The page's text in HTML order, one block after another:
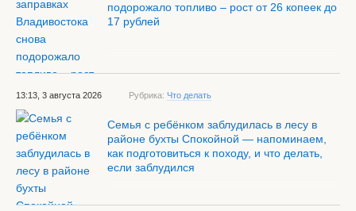
подорожало топливо – рост от 26 копеек до
17 рублей
13:13, 3 августа 2026 Рубрика: Что делать
Семья с ребёнком заблудилась в лесу в
районе бухты Спокойной — напоминаем,
как подготовиться к походу, и что делать,
если заблудился